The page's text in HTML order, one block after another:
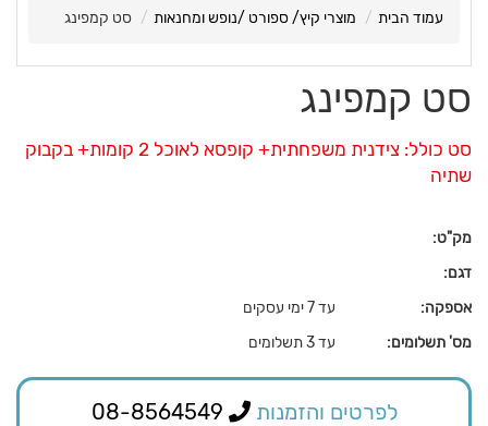
עמוד הבית מוצרי קיץ/ ספורט /נופש ומחנאות סט קמפינג
סט קמפינג
סט כולל: צידנית משפחתית+ קופסא לאוכל 2 קומות+ בקבוק
שתיה
מק"ט:
דגם:
אספקה:
עד 7 ימי עסקים
מס' תשלומים:
עד 3 תשלומים
לפרטים והזמנות